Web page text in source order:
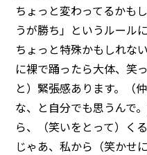
◯センターへのアクセス ◯お
ちょっと変わってるかも
うが勝ち」というルール
ちょっと特殊かもしれな
に裸で踊ったら大体、笑
と）緊張感あります。（
な、と自分でも思うんで
ら、（笑いをとって）く
じゃあ、私から（笑かせ